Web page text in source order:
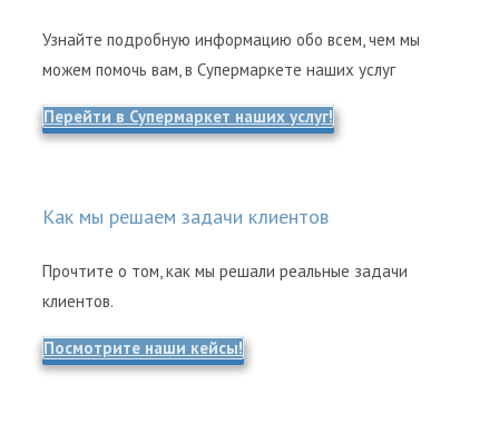
Узнайте подробную информацию обо всем, чем мы
можем помочь вам, в Супермаркете наших услуг
Перейти в Супермаркет наших услуг!
Как мы решаем задачи клиентов
Прочтите о том, как мы решали реальные задачи
клиентов.
Посмотрите наши кейсы!